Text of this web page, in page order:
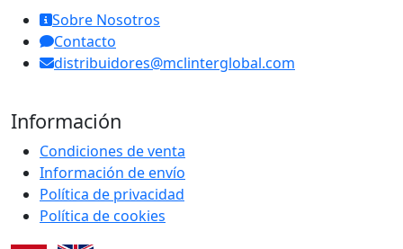
Sobre Nosotros
Contacto
distribuidores@mclinterglobal.com
Información
Condiciones de venta
Información de envío
Política de privacidad
Política de cookies